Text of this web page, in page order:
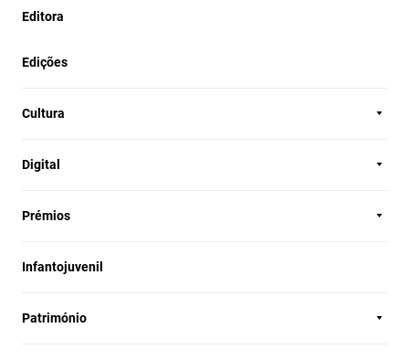
Editora
Edições
Cultura
Digital
Prémios
Infantojuvenil
Património